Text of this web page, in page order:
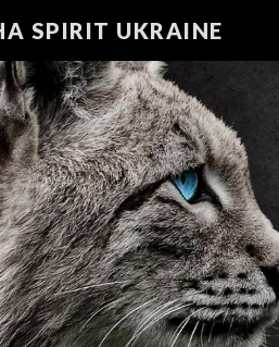
SPIRIT UKRAINE